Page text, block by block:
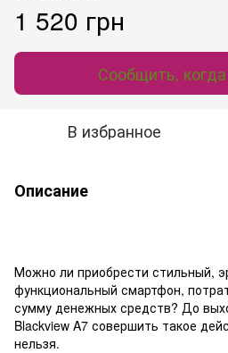
1 520 грн
Сообщить,
В избранное
Описание
Можно ли приобрести стильный,
функциональный смартфон,
сумму денежных средств? До
Blackview A7 совершить такое
нельзя.